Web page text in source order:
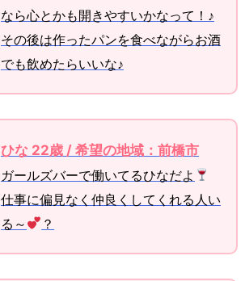
なら心とかも開きやすいかなって！♪
その後は作ったパンを食べながらお酒
でも飲めたらいいな♪
ひな 22歳 / 希望の地域：前橋市
ガールズバーで働いてるひなだよ
仕事に偏見なく仲良くしてくれる人い
る～
？